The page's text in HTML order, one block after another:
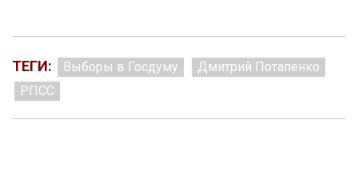
ТЕГИ: Выборы в Госдуму
Дмитрий Потапенко
РПСС